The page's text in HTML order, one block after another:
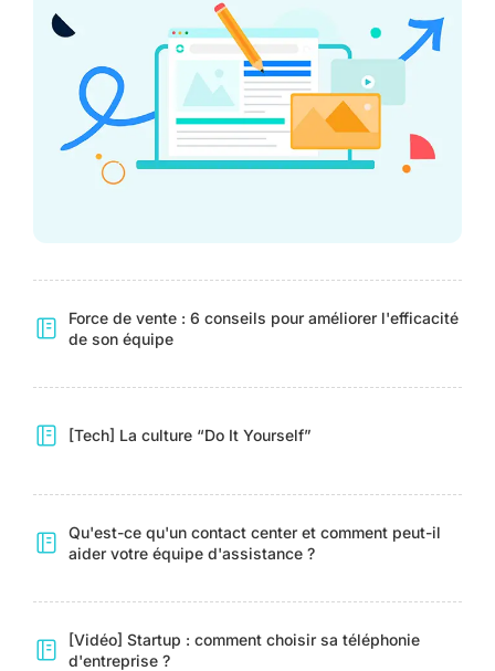
Force de vente : 6 conseils pour améliorer l'efficacité
de son équipe
[Tech] La culture “Do It Yourself”
Qu'est-ce qu'un contact center et comment peut-il
aider votre équipe d'assistance ?
[Vidéo] Startup : comment choisir sa téléphonie
d'entreprise ?